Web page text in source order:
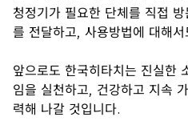
청정기가 필요한 단체를 직접
를 전달하고, 사용방법에 대해
앞으로도 한국히타치는 진실한
임을 실천하고, 건강하고 지속
력해 나갈 것입니다.